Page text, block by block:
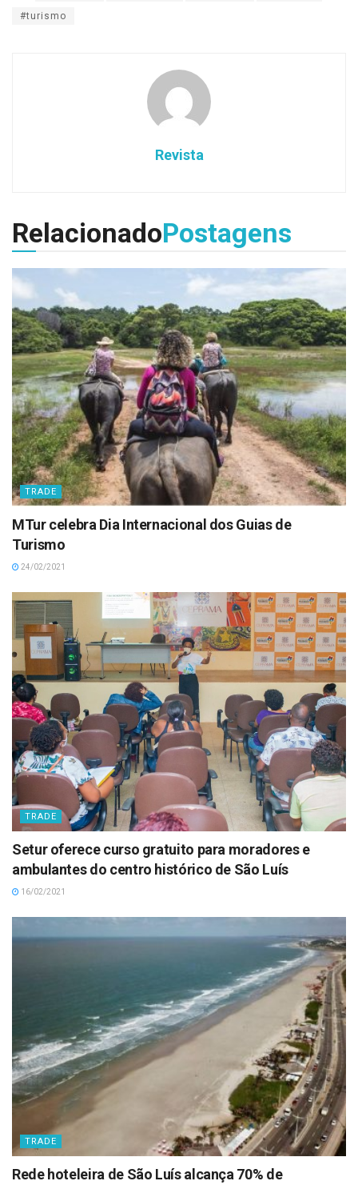
#turismo
Revista
RelacionadoPostagens
TRADE
MTur celebra Dia Internacional dos Guias de
Turismo
24/02/2021
TRADE
Setur oferece curso gratuito para moradores e
ambulantes do centro histórico de São Luís
16/02/2021
TRADE
Rede hoteleira de São Luís alcança 70% de